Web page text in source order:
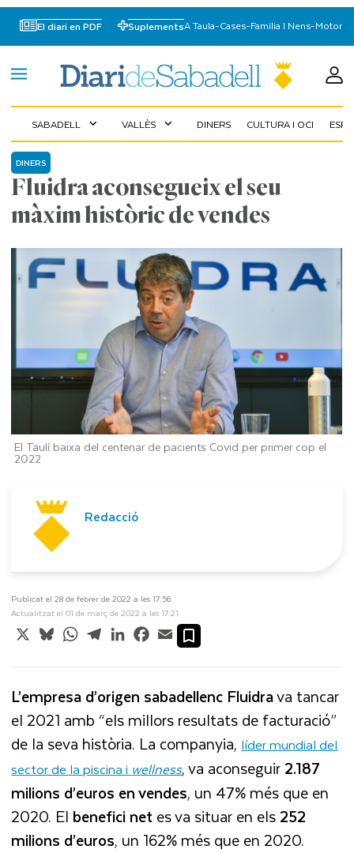
El diari en PDF SuplementsA Taula-Cases-Familia I Nens-Motor
SABADELL expand_more VALLÈS expand_more DINERS CULTURA I OCI
Fluidra aconsegueix el seu
màxim històric de vendes
DINERS
El Taulí baixa del centenar de pacients Covid per primer cop el
2022
Redacció
Publicat el 28 de febrer de 2022 a les 17:56
Actualitzat el 01 de març de 2022 a les 17:21
X BlueskyWhatsApp
TelegramLinkedInFacebook
Email
L’empresa d’origen sabadellenc Fluidrava tancar
el 2021 amb “els millors resultats de facturació”
de la seva història. La companyia, líder mundial del
sector de la piscina i wellness, va aconseguir2.187
milions d’euros en vendes, un 47% més que en
2020. El benefici netes va situar en els252
milions d’euros, un 162% més que en 2020.